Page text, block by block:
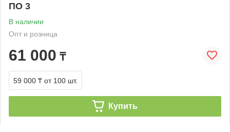
ПО 3
В наличии
Опт и розница
61 000 ₸
59 000 ₸ от 100 шт.
Купить